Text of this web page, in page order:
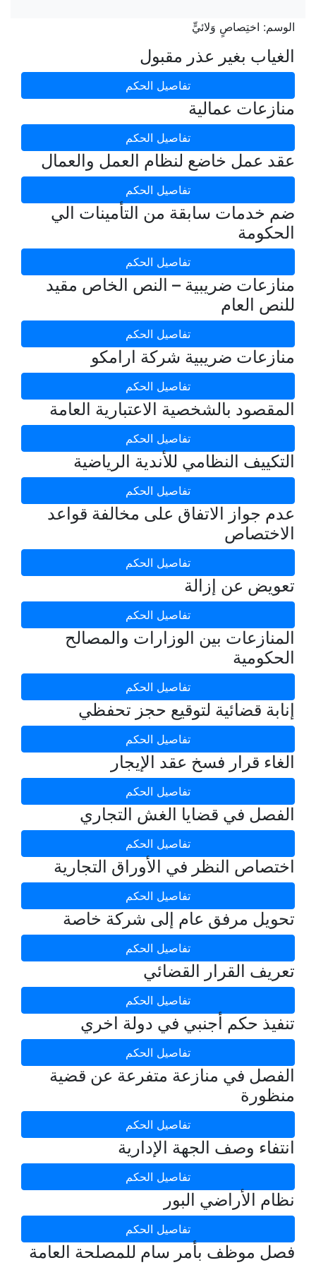
الوسم: اختِصاصٍ وَلائيٍّ
الغياب بغير عذر مقبول
تفاصيل الحكم
منازعات عمالية
تفاصيل الحكم
عقد عمل خاضع لنظام العمل والعمال
تفاصيل الحكم
ضم خدمات سابقة من التأمينات الي
الحكومة
تفاصيل الحكم
منازعات ضريبية – النص الخاص مقيد
للنص العام
تفاصيل الحكم
منازعات ضريبية شركة ارامكو
تفاصيل الحكم
المقصود بالشخصية الاعتبارية العامة
تفاصيل الحكم
التكييف النظامي للأندية الرياضية
تفاصيل الحكم
عدم جواز الاتفاق على مخالفة قواعد
الاختصاص
تفاصيل الحكم
تعويض عن إزالة
تفاصيل الحكم
المنازعات بين الوزارات والمصالح
الحكومية
تفاصيل الحكم
إنابة قضائية لتوقيع حجز تحفظي
تفاصيل الحكم
الغاء قرار فسخ عقد الإيجار
تفاصيل الحكم
الفصل في قضايا الغش التجاري
تفاصيل الحكم
اختصاص النظر في الأوراق التجارية
تفاصيل الحكم
تحويل مرفق عام إلى شركة خاصة
تفاصيل الحكم
تعريف القرار القضائي
تفاصيل الحكم
تنفيذ حكم أجنبي في دولة اخري
تفاصيل الحكم
الفصل في منازعة متفرعة عن قضية
منظورة
تفاصيل الحكم
انتفاء وصف الجهة الإدارية
تفاصيل الحكم
نظام الأراضي البور
تفاصيل الحكم
فصل موظف بأمر سام للمصلحة العامة